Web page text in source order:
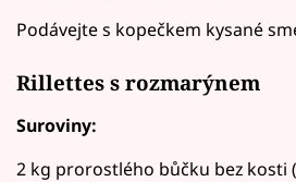
Podávejte s kopečkem kysané
Rillettes s rozmarýnem
Suroviny:
2 kg prorostlého bůčku bez kosti